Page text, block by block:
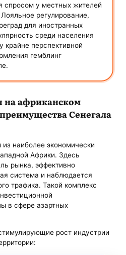
спросом у местных жителей
регулирование,
для иностранных
среди населения
крайне перспективной
гемблинг
на африканском
Сенегала
наиболее экономически
Африки. Здесь
рынка, эффективно
система и наблюдается
трафика. Такой комплекс
в сфере азартных
рост индустрии